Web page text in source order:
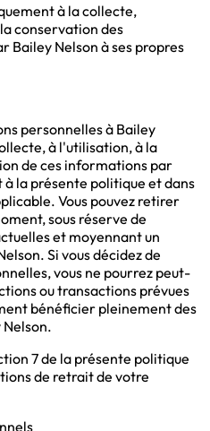
à la collecte,
conservation des
Bailey Nelson à ses propres
personnelles à Bailey
à l'utilisation, à la
de ces informations par
la présente politique et dans
Vous pouvez retirer
sous réserve de
et moyennant un
Si vous décidez de
vous ne pourrez peut-
ou transactions prévues
bénéficier pleinement des
7 de la présente politique
de retrait de votre